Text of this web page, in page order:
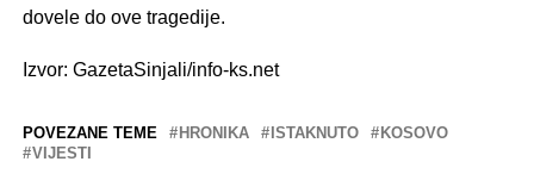
dovele do ove tragedije.
Izvor: GazetaSinjali/info-ks.net
POVEZANE TEME HRONIKA ISTAKNUTO
KOSOVO
VIJESTI